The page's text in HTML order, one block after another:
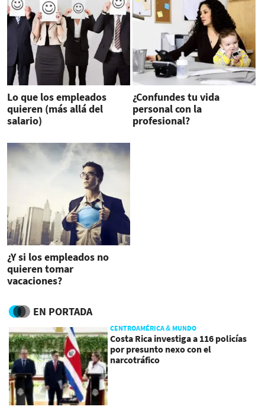
Lo que los empleados
quieren (más allá del
salario)
¿Confundes tu vida
personal con la
profesional?
¿Y si los empleados no
quieren tomar
vacaciones?
EN PORTADA
CENTROAMÉRICA & MUNDO
Costa Rica investiga a 116 policías
por presunto nexo con el
narcotráfico